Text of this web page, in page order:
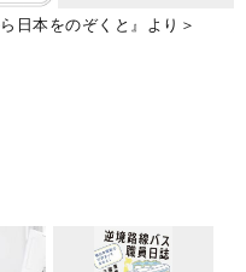
日本をのぞくと』より＞